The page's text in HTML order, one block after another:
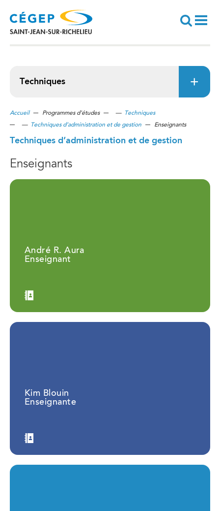
contenu
principal
Recherche
Techniques
Accueil Programmes d'études — Techniques
— Techniques d’administration et de gestion Enseignants
Techniques d’administration et de gestion
Enseignants
André R. Aura
Enseignant
Kim Blouin
Enseignante